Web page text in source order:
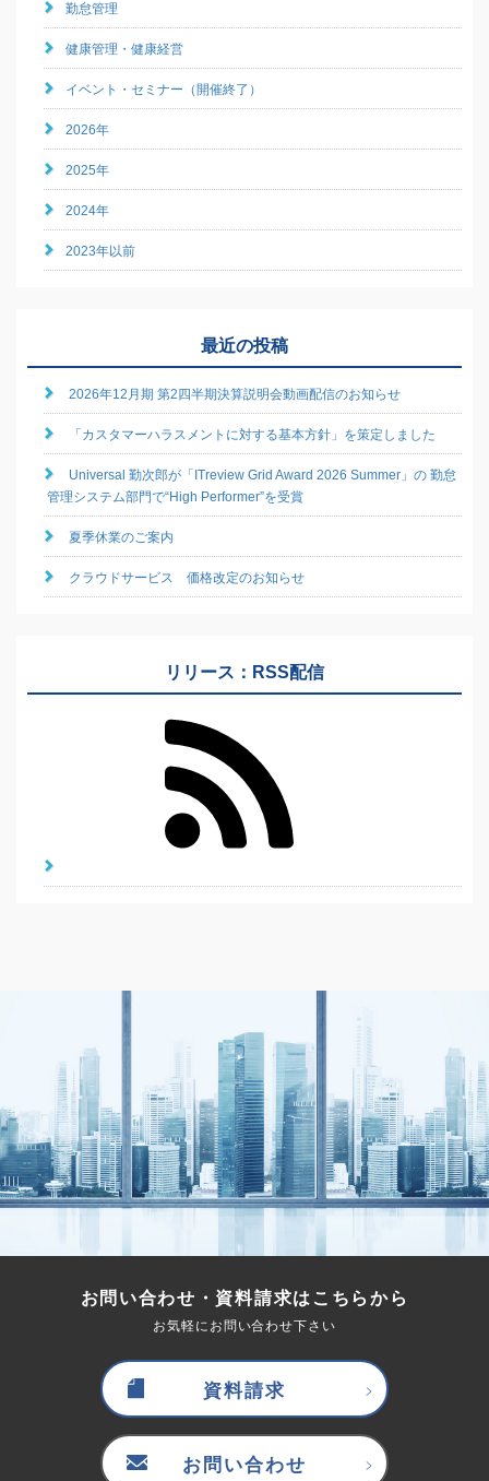
勤怠管理
健康管理・健康経営
イベント・セミナー（開催終了）
2026年
2025年
2024年
2023年以前
最近の投稿
2026年12月期 第2四半期決算説明会動画配信のお知らせ
「カスタマーハラスメントに対する基本方針」を策定しました
Universal 勤次郎が「ITreview Grid Award 2026 Summer」の 勤怠
管理システム部門で“High Performer”を受賞
夏季休業のご案内
クラウドサービス 価格改定のお知らせ
リリース：RSS配信
お問い合わせ・資料請求はこちらから
お気軽にお問い合わせ下さい
資料請求
お問い合わせ